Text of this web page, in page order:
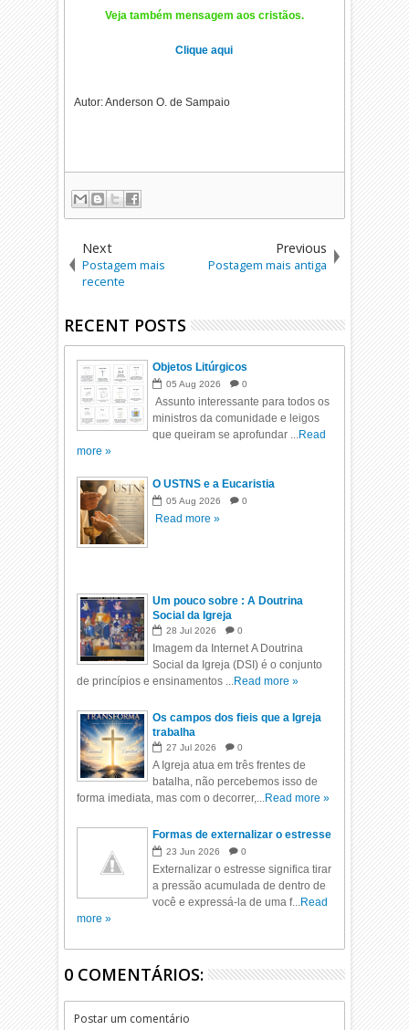
Veja também mensagem aos cristãos.
Clique aqui
Autor: Anderson O. de Sampaio
Next
Postagem mais
recente
Previous
Postagem mais antiga
RECENT POSTS
Objetos Litúrgicos
05 Aug 2026 0
Assunto interessante para todos os
ministros da comunidade e leigos
que queiram se aprofundar ...Read
more »
O USTNS e a Eucaristia
05 Aug 2026 0
Read more »
Um pouco sobre : A Doutrina
Social da Igreja
28 Jul 2026 0
Imagem da Internet A Doutrina
Social da Igreja (DSI) é o conjunto
de princípios e ensinamentos ...Read more »
Os campos dos fieis que a Igreja
trabalha
27 Jul 2026 0
A Igreja atua em três frentes de
batalha, não percebemos isso de
forma imediata, mas com o decorrer,...Read more »
Formas de externalizar o estresse
23 Jun 2026 0
Externalizar o estresse significa tirar
a pressão acumulada de dentro de
você e expressá-la de uma f...Read
more »
0 COMENTÁRIOS:
Postar um comentário